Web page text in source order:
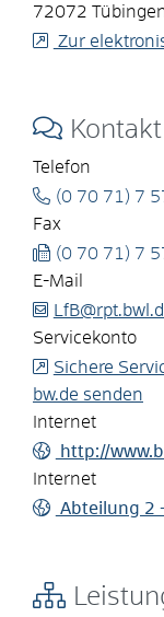
72072
Zur
Kontakt
Telefon
(0 70 71) 7
Fax
(0 70 71) 7
E-Mail
Servicekonto
Sichere
bw.de senden
Internet
http://
Internet
Abteilung 2